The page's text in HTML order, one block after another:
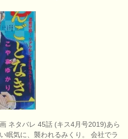
ネタバレ 45話 (キス4月号2019)あら
眠気に、襲われるみくり。 会社でラ